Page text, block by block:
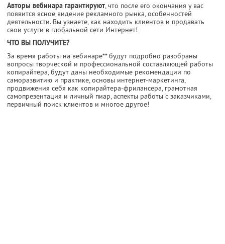
Авторы вебинара гарантируют, что после его окончания у вас
появится ясное видение рекламного рынка, особенностей
деятельности. Вы узнаете, как находить клиентов и продавать
свои услуги в глобальной сети Интернет!
ЧТО ВЫ ПОЛУЧИТЕ?
За время работы на вебинаре** будут подробно разобраны
вопросы творческой и профессиональной составляющей работы
копирайтера, будут даны необходимые рекомендации по
саморазвитию и практике, основы интернет-маркетинга,
продвижения себя как копирайтера-фрилансера, грамотная
самопрезентация и личный пиар, аспекты работы с заказчиками,
первичный поиск клиентов и многое другое!